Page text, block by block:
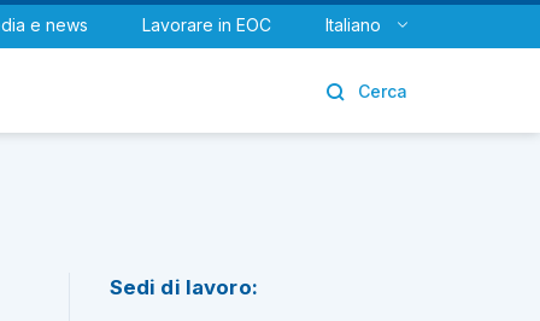
e news Lavorare in EOC Italiano
Cerca
Urologia
Sedi di lavoro: